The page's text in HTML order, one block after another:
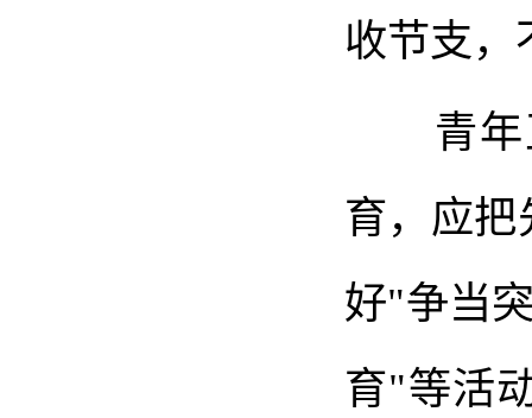
收节支，
青年正
育，应把
好"争当
育"等活